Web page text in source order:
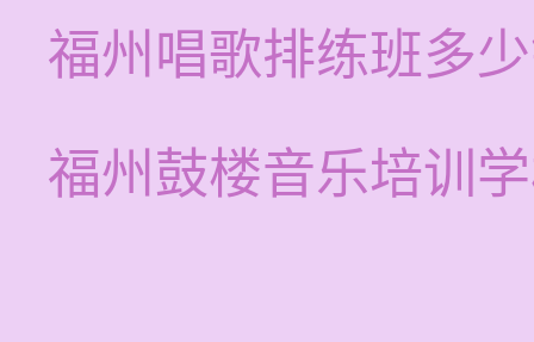
福州唱歌排练班多
福州鼓楼音乐培训